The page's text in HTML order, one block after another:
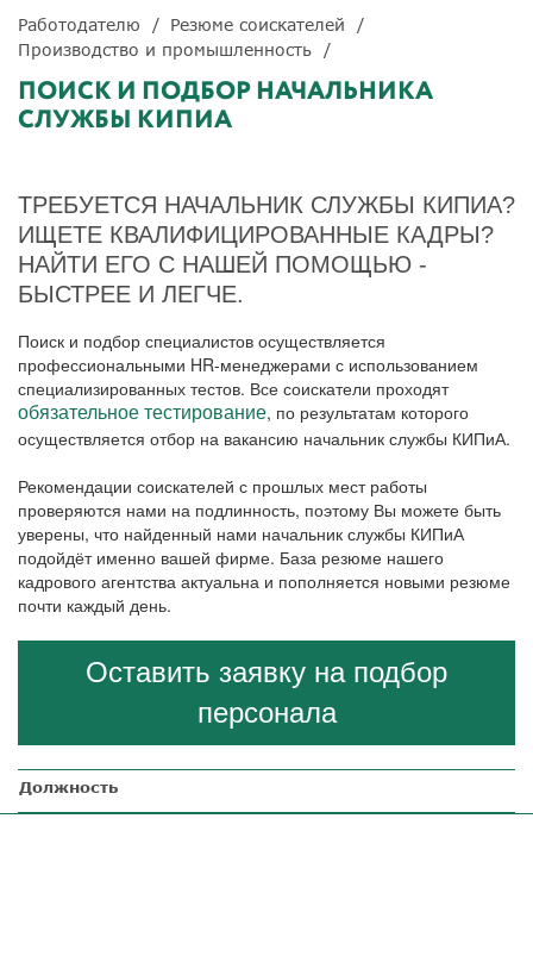
Работодателю
Резюме соискателей
Производство и промышленность
ПОИСК И ПОДБОР НАЧАЛЬНИКА
СЛУЖБЫ КИПИА
ТРЕБУЕТСЯ НАЧАЛЬНИК СЛУЖБЫ КИПИА?
ИЩЕТЕ КВАЛИФИЦИРОВАННЫЕ КАДРЫ?
НАЙТИ ЕГО С НАШЕЙ ПОМОЩЬЮ -
БЫСТРЕЕ И ЛЕГЧЕ.
Поиск и подбор специалистов осуществляется
профессиональными HR-менеджерами с использованием
специализированных тестов. Все соискатели проходят
обязательное тестирование, по результатам которого
осуществляется отбор на вакансию начальник службы КИПиА.
Рекомендации соискателей с прошлых мест работы
проверяются нами на подлинность, поэтому Вы можете быть
уверены, что найденный нами начальник службы КИПиА
подойдёт именно вашей фирме. База резюме нашего
кадрового агентства актуальна и пополняется новыми резюме
почти каждый день.
Оставить заявку на подбор
персонала
Должность